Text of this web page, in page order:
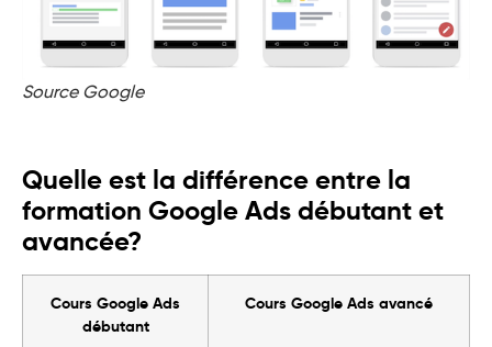
Source Google
Quelle est la différence entre la
formation Google Ads débutant et
avancée?
Cours Google Ads
débutant
Cours Google Ads avancé